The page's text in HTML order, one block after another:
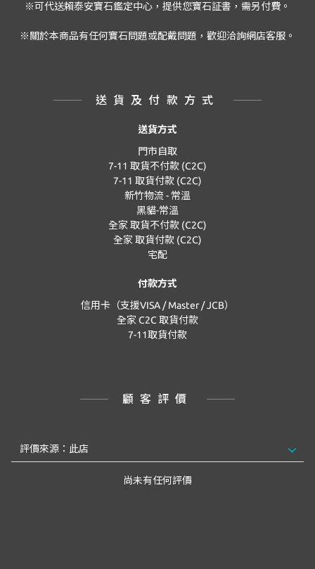
※可代送賴泰安寶石鑑定中心，提供您寶石証書，需另付費。
※關於本商品有任何寶石問題或配戴問題，歡迎洽詢網店客服。
送貨及付款方式
送貨方式
門市自取
7-11 取貨不付款 (C2C)
7-11 取貨付款 (C2C)
新竹物流 - 常溫
黑貓-常溫
全家 取貨不付款 (C2C)
全家 取貨付款 (C2C)
宅配
付款方式
信用卡（支援VISA / Master / JCB）
全家 C2C 取貨付款
7-11取貨付款
顧客評價
尚未有任何評價